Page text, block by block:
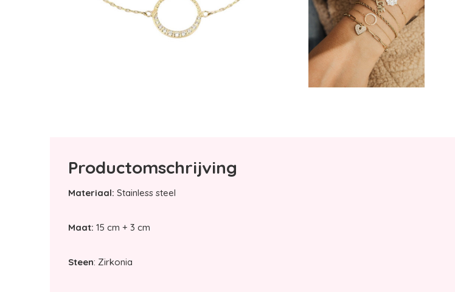
Productomschrijving
Materiaal: Stainless steel
Maat: 15 cm + 3 cm
Steen: Zirkonia